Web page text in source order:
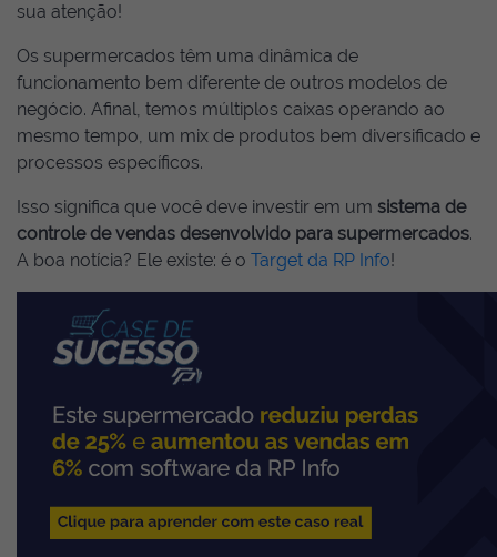
sua atenção!
Os supermercados têm uma dinâmica de
funcionamento bem diferente de outros modelos de
negócio. Afinal, temos múltiplos caixas operando ao
mesmo tempo, um mix de produtos bem diversificado e
processos específicos.
Isso significa que você deve investir em um sistema de
controle de vendas desenvolvido para supermercados.
A boa notícia? Ele existe: é o Target da RP Info!